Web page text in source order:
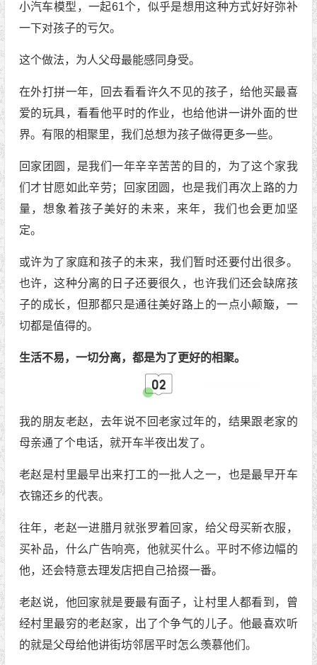
小汽车模型，一起61个，似乎是想用这种方式好好弥补
一下对孩子的亏欠。
这个做法，为人父母最能感同身受。
在外打拼一年，回去看看许久不见的孩子，给他买最喜
爱的玩具，看看他平时的作业，也给他讲一讲外面的世
界。有限的相聚里，我们总想为孩子做得更多一些。
回家团圆，是我们一年辛辛苦苦的目的，为了这个家我
们才甘愿如此辛劳；回家团圆，也是我们再次上路的力
量，想象着孩子美好的未来，来年，我们也会更加坚
定。
或许为了家庭和孩子的未来，我们暂时还要付出很多。
也许，这种分离的日子还要很久，也许我们还会缺席孩
子的成长，但那都只是通往美好路上的一点小颠簸，一
切都是值得的。
生活不易，一切分离，都是为了更好的相聚。
我的朋友老赵，去年说不回老家过年的，结果跟老家的
母亲通了个电话，就开车半夜出发了。
老赵是村里最早出来打工的一批人之一，也是最早开车
衣锦还乡的代表。
往年，老赵一进腊月就张罗着回家，给父母买新衣服，
买补品，什么广告响亮，他就买什么。平时不修边幅的
他，还会特意去理发店把自己拾掇一番。
老赵说，他回家就是要最有面子，让村里人都看到，曾
经村里最穷的老赵家，出了个争气的儿子。他最喜欢听
的就是父母给他讲街坊邻居平时怎么羡慕他们。